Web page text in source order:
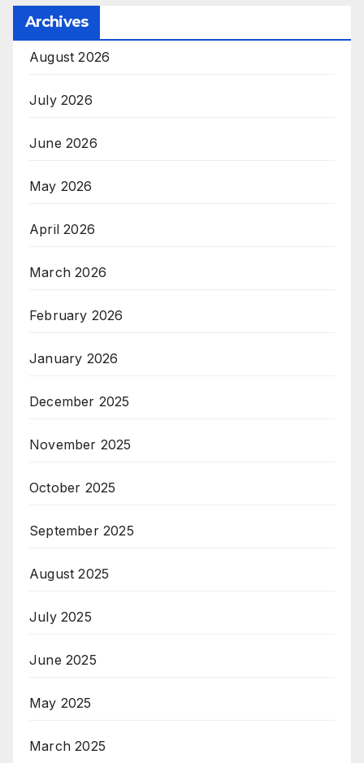
Archives
August 2026
July 2026
June 2026
May 2026
April 2026
March 2026
February 2026
January 2026
December 2025
November 2025
October 2025
September 2025
August 2025
July 2025
June 2025
May 2025
March 2025